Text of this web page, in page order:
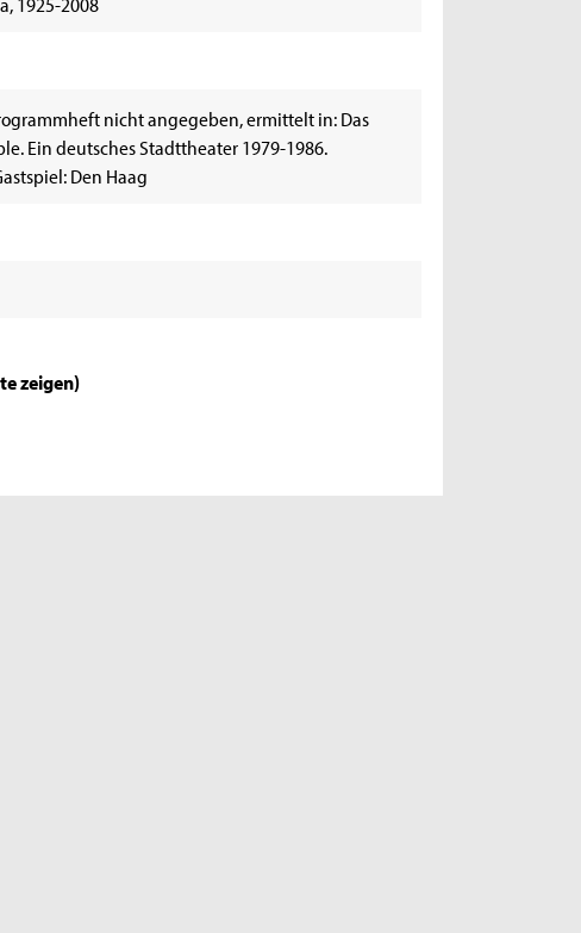
nicht angegeben, ermittelt in: Das
Ein deutsches Stadttheater 1979-1986.
Den Haag
zeigen)